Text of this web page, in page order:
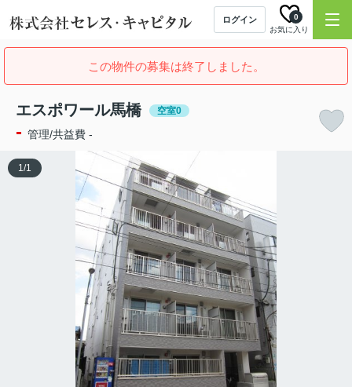
ログイン
お気に入り
0
この物件の募集は終了しました。
エスポワール馬橋 空室0
- 管理/共益費 -
1/1